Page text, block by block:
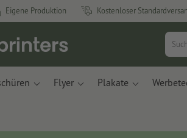
Eigene Produktion Kostenloser
Flyer Plakate